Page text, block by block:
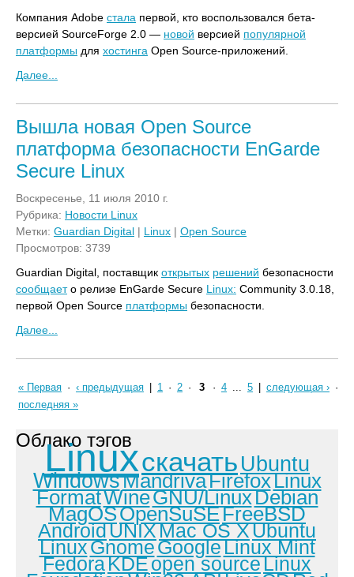
Компания Adobe стала первой, кто воспользовался бета-
версией SourceForge 2.0 — новой версией популярной
платформы для хостинга Open Source-приложений.
Далее...
Вышла новая Open Source
платформа безопасности EnGarde
Secure Linux
Воскресенье, 11 июля 2010 г.
Рубрика: Новости Linux
Метки: Guardian Digital | Linux | Open Source
Просмотров: 3739
Guardian Digital, поставщик открытых решений безопасности
сообщаето релизе EnGarde Secure Linux: Community 3.0.18,
первой Open Source платформы безопасности.
Далее...
« Первая · ‹ предыдущая 1 · 2 · 3 · 4 ... 5 следующая › ·
последняя »
Облако тэгов
Linuxскачать Ubuntu
WindowsMandrivaFirefoxLinux
FormatWineGNU/LinuxDebian
MagOSOpenSuSEFreeBSD
AndroidUNIXMac OS XUbuntu
LinuxGnomeGoogleLinux Mint
FedoraKDEopen sourceLinux